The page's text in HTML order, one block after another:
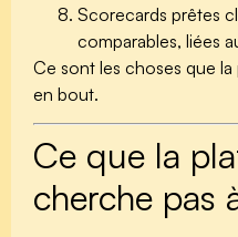
Scorecards prêtes
comparables, liées
Ce sont les choses que
en bout.
Ce que la
cherche pas